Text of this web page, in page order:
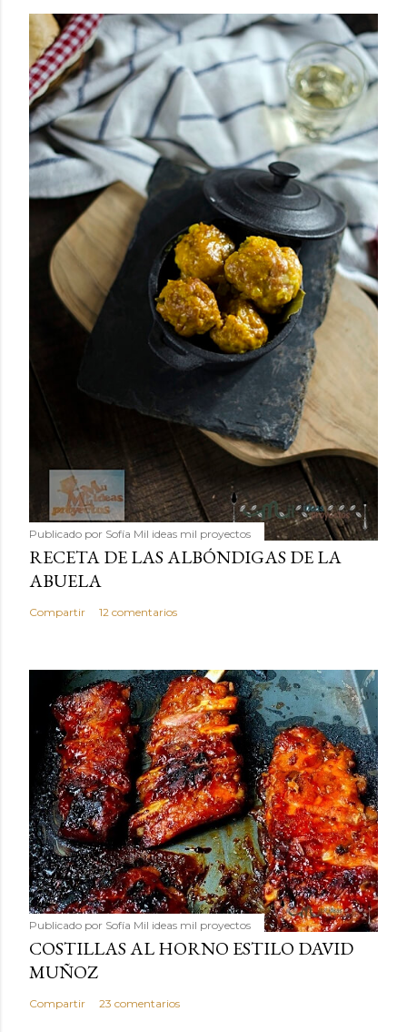
Publicado por Sofía Mil ideas mil proyectos
RECETA DE LAS ALBÓNDIGAS DE LA
ABUELA
Compartir 12 comentarios
Publicado por Sofía Mil ideas mil proyectos
COSTILLAS AL HORNO ESTILO DAVID
MUÑOZ
Compartir 23 comentarios